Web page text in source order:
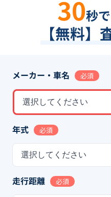
30秒
【無料】
メーカー・車名 必須
選択してください
年式 必須
選択してください
走行距離 必須